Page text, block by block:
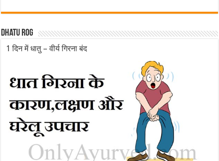
Dhatu rog
1 दिन में धातु – वीर्य गिरना बंद